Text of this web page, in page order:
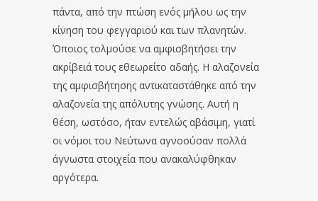
πάντα, από την πτώση ενός μήλου ως την
κίνηση του φεγγαριού και των πλανητών.
Όποιος τολμούσε να αμφισβητήσει την
ακρίβειά τους εθεωρείτο αδαής. Η αλαζονεία
της αμφισβήτησης αντικαταστάθηκε από την
αλαζονεία της απόλυτης γνώσης. Αυτή η
θέση, ωστόσο, ήταν εντελώς αβάσιμη, γιατί
οι νόμοι του Νεύτωνα αγνοούσαν πολλά
άγνωστα στοιχεία που ανακαλύφθηκαν
αργότερα.